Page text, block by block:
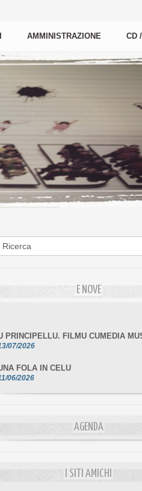
AMMINISTRAZIONE CD
E NOVE
10/06/2026
AGENDA
I SITI AMICHI